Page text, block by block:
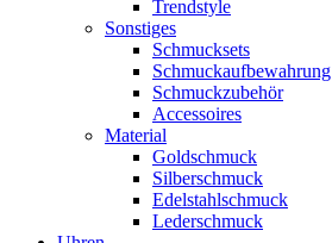
Trendstyle
Sonstiges
Schmucksets
Schmuckaufbewahrung
Schmuckzubehör
Accessoires
Material
Goldschmuck
Silberschmuck
Edelstahlschmuck
Lederschmuck